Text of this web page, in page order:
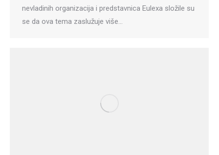
nevladinih organizacija i predstavnica Eulexa složile su
se da ova tema zaslužuje više…